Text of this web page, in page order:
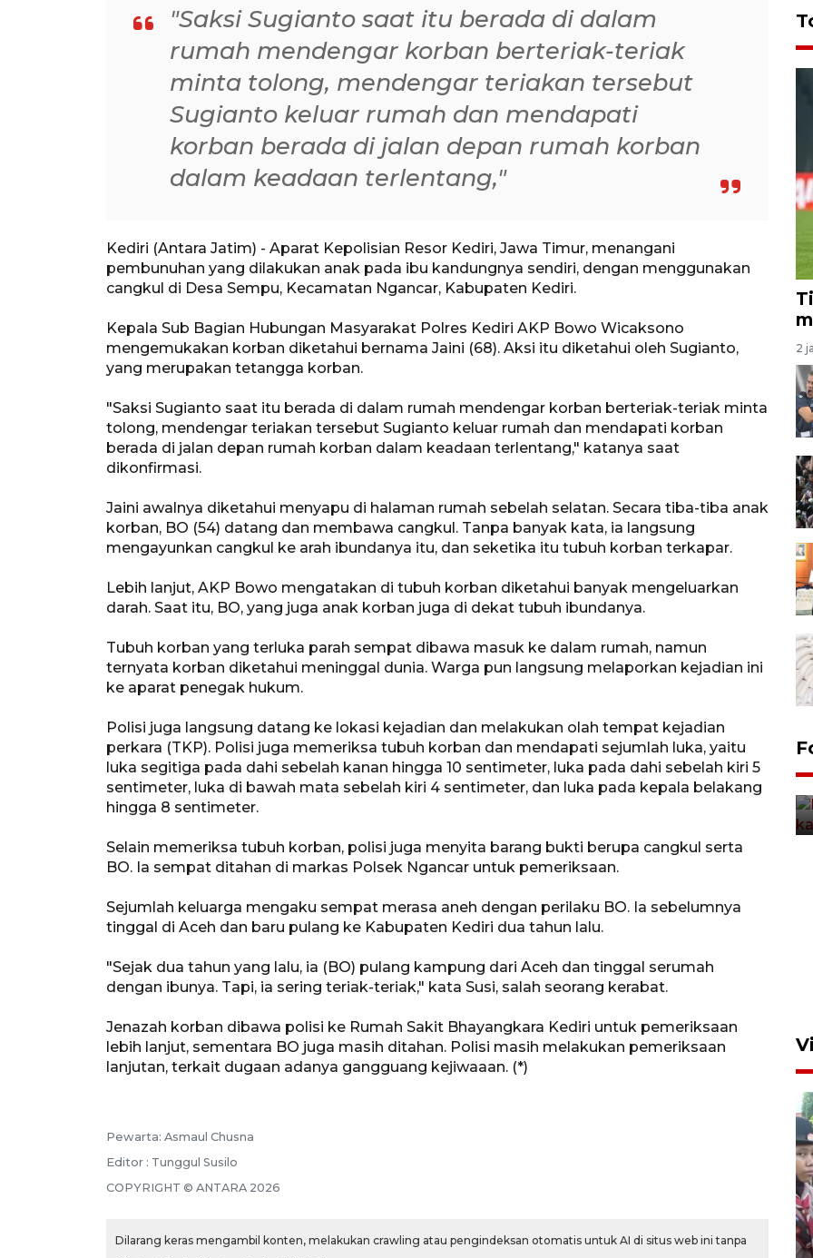
"Saksi Sugianto saat itu berada di dalam
rumah mendengar korban berteriak-teriak
minta tolong, mendengar teriakan tersebut
Sugianto keluar rumah dan mendapati
korban berada di jalan depan rumah korban
dalam keadaan terlentang,"
Kediri (Antara Jatim) - Aparat Kepolisian Resor Kediri, Jawa Timur, menangani
pembunuhan yang dilakukan anak pada ibu kandungnya sendiri, dengan menggunakan
cangkul di Desa Sempu, Kecamatan Ngancar, Kabupaten Kediri.
Kepala Sub Bagian Hubungan Masyarakat Polres Kediri AKP Bowo Wicaksono
mengemukakan korban diketahui bernama Jaini (68). Aksi itu diketahui oleh Sugianto,
yang merupakan tetangga korban.
"Saksi Sugianto saat itu berada di dalam rumah mendengar korban berteriak-teriak minta
tolong, mendengar teriakan tersebut Sugianto keluar rumah dan mendapati korban
berada di jalan depan rumah korban dalam keadaan terlentang," katanya saat
dikonfirmasi.
Jaini awalnya diketahui menyapu di halaman rumah sebelah selatan. Secara tiba-tiba anak
korban, BO (54) datang dan membawa cangkul. Tanpa banyak kata, ia langsung
mengayunkan cangkul ke arah ibundanya itu, dan seketika itu tubuh korban terkapar.
Lebih lanjut, AKP Bowo mengatakan di tubuh korban diketahui banyak mengeluarkan
darah. Saat itu, BO, yang juga anak korban juga di dekat tubuh ibundanya.
Tubuh korban yang terluka parah sempat dibawa masuk ke dalam rumah, namun
ternyata korban diketahui meninggal dunia. Warga pun langsung melaporkan kejadian ini
ke aparat penegak hukum.
Polisi juga langsung datang ke lokasi kejadian dan melakukan olah tempat kejadian
perkara (TKP). Polisi juga memeriksa tubuh korban dan mendapati sejumlah luka, yaitu
luka segitiga pada dahi sebelah kanan hingga 10 sentimeter, luka pada dahi sebelah kiri 5
sentimeter, luka di bawah mata sebelah kiri 4 sentimeter, dan luka pada kepala belakang
hingga 8 sentimeter.
Selain memeriksa tubuh korban, polisi juga menyita barang bukti berupa cangkul serta
BO. Ia sempat ditahan di markas Polsek Ngancar untuk pemeriksaan.
Sejumlah keluarga mengaku sempat merasa aneh dengan perilaku BO. Ia sebelumnya
tinggal di Aceh dan baru pulang ke Kabupaten Kediri dua tahun lalu.
"Sejak dua tahun yang lalu, ia (BO) pulang kampung dari Aceh dan tinggal serumah
dengan ibunya. Tapi, ia sering teriak-teriak," kata Susi, salah seorang kerabat.
Jenazah korban dibawa polisi ke Rumah Sakit Bhayangkara Kediri untuk pemeriksaan
lebih lanjut, sementara BO juga masih ditahan. Polisi masih melakukan pemeriksaan
lanjutan, terkait dugaan adanya gangguang kejiwaaan. (*)
Pewarta: Asmaul Chusna
Editor : Tunggul Susilo
COPYRIGHT © ANTARA 2026
Dilarang keras mengambil konten, melakukan crawling atau pengindeksan otomatis untuk AI di situs web ini tanpa
2
Uji fungsi jembatan kereta api
di Jember
5 Agustus 2026 22:18
Desa Tangguh Bencana di